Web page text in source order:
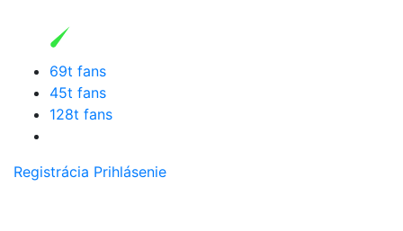
69t fans
45t fans
128t fans
Registrácia Prihlásenie